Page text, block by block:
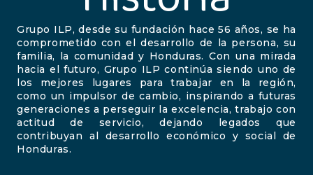
Grupo ILP, desde su fundación hace 56 años, se ha
comprometido con el desarrollo de la persona, su
familia, la comunidad y Honduras. Con una mirada
hacia el futuro, Grupo ILP continúa siendo uno de
los mejores lugares para trabajar en la región,
como un impulsor de cambio, inspirando a futuras
generaciones a perseguir la excelencia, trabajo con
actitud de servicio, dejando legados que
contribuyan al desarrollo económico y social de
Honduras.